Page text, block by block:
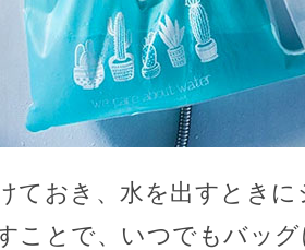
ておき、水を出すとき
ことで、いつでもバッ